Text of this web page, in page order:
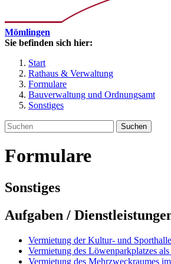
Mömlingen
Sie befinden sich hier:
Start
Rathaus & Verwaltung
Formulare
Bauverwaltung und Ordnungsamt
Sonstiges
Suchen
Formulare
Sonstiges
Aufgaben /
Vermietung der Kultur- und Sporthalle
Vermietung des Löwenparkplatzes
Vermietung des Mehrzweckraumes